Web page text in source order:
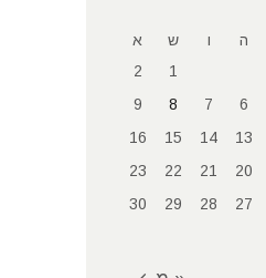
ה ו ש
א
1
2
6
7
8
9
13
14
15
16
20
21
22
23
27
28
29
30